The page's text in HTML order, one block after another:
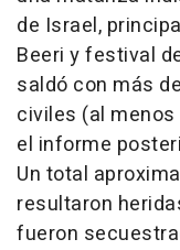
de Israel,
Beeri y festival
saldó con más
civiles (al
el informe
Un total
resultaron
fueron